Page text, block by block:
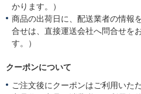
かります。）
商品の出荷日に、配送業者の情報
合せは、直接運送会社へ問合せを
す。）
クーポンについて
ご注文後にクーポンはご利用いた